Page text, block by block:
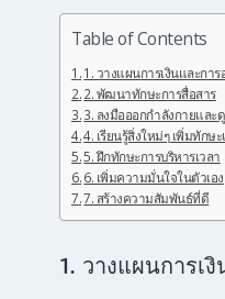
Table of Contents
1. วางแผนการเงินและการ
2. พัฒนาทักษะการสื่อสาร
3. ลงมือออกกำลังกายแล
4. เรียนรู้สิ่งใหม่ๆ เพิ่มทักษ
5. ฝึกทักษะการบริหารเวลา
6. เพิ่มความมั่นใจในตัวเอง
7. สร้างความสัมพันธ์ที่ดี
1. วางแผนการเ